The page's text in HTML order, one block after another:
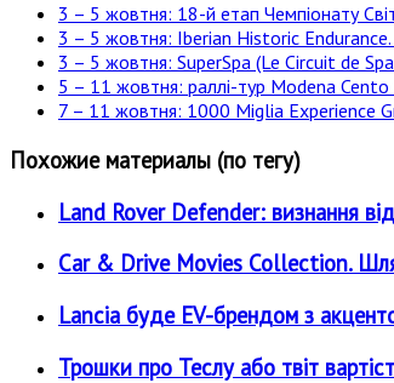
3 – 5 жовтня: 18-й етап Чемпіонату
3 – 5 жовтня: Iberian Historic
3 – 5 жовтня: SuperSpa (Le Circuit de
5 – 11 жовтня: раллі-тур Modena
7 – 11 жовтня: 1000 Miglia Experience
Похожие материалы (по тегу)
Land Rover Defender: визнання
Car & Drive Movies Collection.
Lancia буде EV-брендом з
Трошки про Теслу або твіт